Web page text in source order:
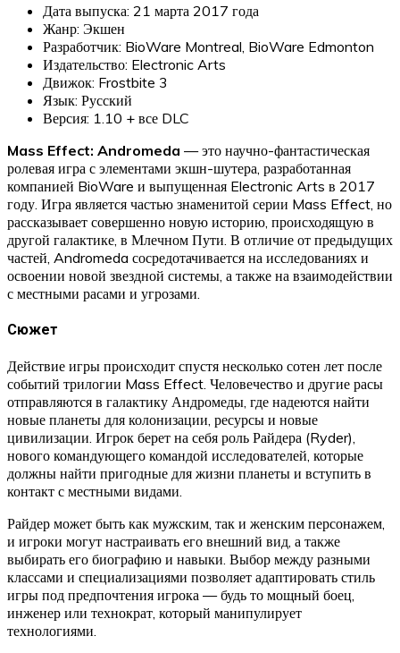
Дата выпуска: 21 марта 2017 года
Жанр: Экшен
Разработчик: BioWare Montreal, BioWare Edmonton
Издательство: Electronic Arts
Движок: Frostbite 3
Язык: Русский
Версия: 1.10 + все DLC
Mass Effect: Andromeda — это научно-фантастическая
ролевая игра с элементами экшн-шутера, разработанная
компанией BioWare и выпущенная Electronic Arts в 2017
году. Игра является частью знаменитой серии Mass Effect, но
рассказывает совершенно новую историю, происходящую в
другой галактике, в Млечном Пути. В отличие от предыдущих
частей, Andromeda сосредотачивается на исследованиях и
освоении новой звездной системы, а также на взаимодействии
с местными расами и угрозами.
Сюжет
Действие игры происходит спустя несколько сотен лет после
событий трилогии Mass Effect. Человечество и другие расы
отправляются в галактику Андромеды, где надеются найти
новые планеты для колонизации, ресурсы и новые
цивилизации. Игрок берет на себя роль Райдера (Ryder),
нового командующего командой исследователей, которые
должны найти пригодные для жизни планеты и вступить в
контакт с местными видами.
Райдер может быть как мужским, так и женским персонажем,
и игроки могут настраивать его внешний вид, а также
выбирать его биографию и навыки. Выбор между разными
классами и специализациями позволяет адаптировать стиль
игры под предпочтения игрока — будь то мощный боец,
инженер или технократ, который манипулирует
технологиями.